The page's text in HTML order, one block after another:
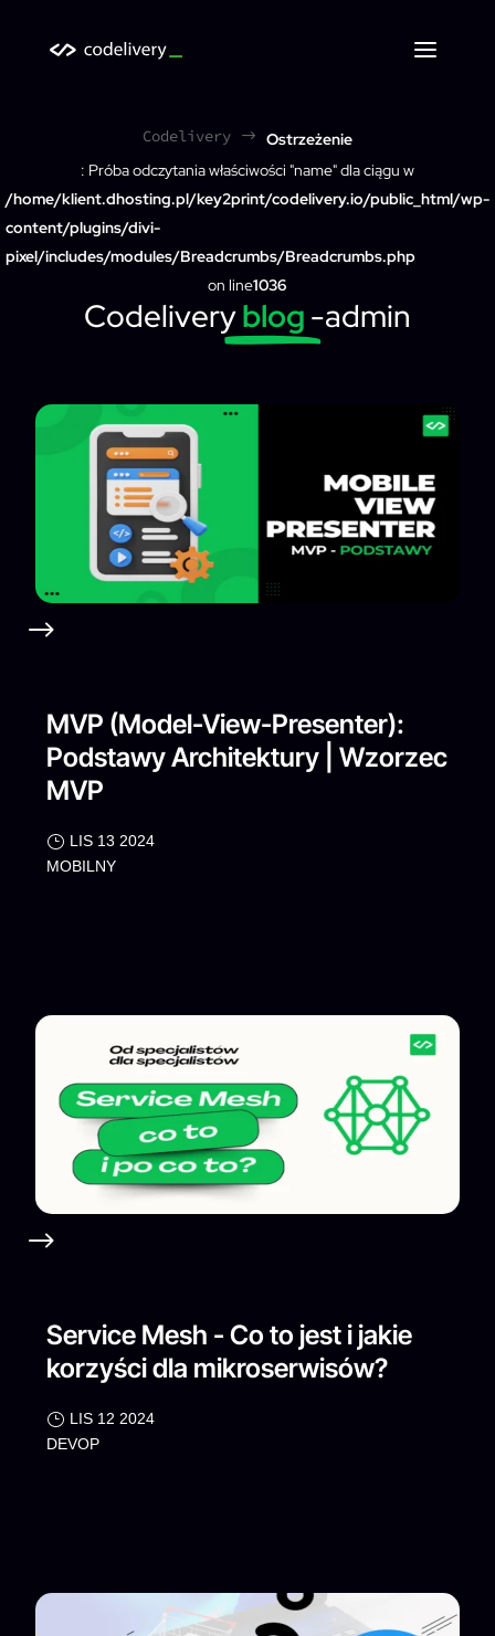
Codelivery $
Ostrzeżenie
: Próba odczytania właściwości "name" dla ciągu w
/home/klient.dhosting.pl/key2print/codelivery.io/public_html/wp-
content/plugins/divi-
pixel/includes/modules/Breadcrumbs/Breadcrumbs.php
on line1036
Codeliveryblog-admin
MVP (Model-View-Presenter):
Podstawy Architektury | Wzorzec
MVP
LIS 13 2024
MOBILNY
Service Mesh - Co to jest i jakie
korzyści dla mikroserwisów?
LIS 12 2024
DEVOP